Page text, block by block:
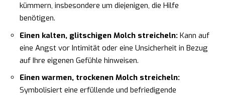
kümmern, insbesondere um diejenigen, die Hilfe
benötigen.
Einen kalten, glitschigen Molch streicheln: Kann auf
eine Angst vor Intimität oder eine Unsicherheit in Bezug
auf Ihre eigenen Gefühle hinweisen.
Einen warmen, trockenen Molch streicheln:
Symbolisiert eine erfüllende und befriedigende